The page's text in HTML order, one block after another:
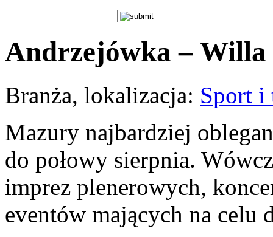
Andrzejówka –
Branża, lokalizacja: Sport i
Mazury najbardziej
do połowy sierpnia.
imprez plenerowych,
eventów mających na celu